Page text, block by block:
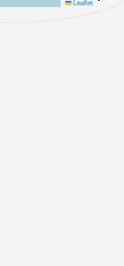
Leaflet